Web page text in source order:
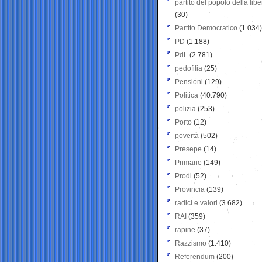
partito del popolo della
(30)
Partito Democratico (1.034)
PD (1.188)
PdL (2.781)
pedofilia (25)
Pensioni (129)
Politica (40.790)
polizia (253)
Porto (12)
povertà (502)
Presepe (14)
Primarie (149)
Prodi (52)
Provincia (139)
radici e valori (3.682)
RAI (359)
rapine (37)
Razzismo (1.410)
Referendum (200)